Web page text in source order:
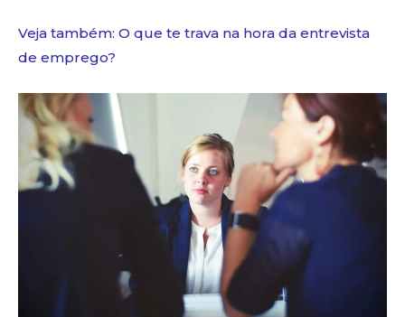
Veja também: O que te trava na hora da entrevista
de emprego?